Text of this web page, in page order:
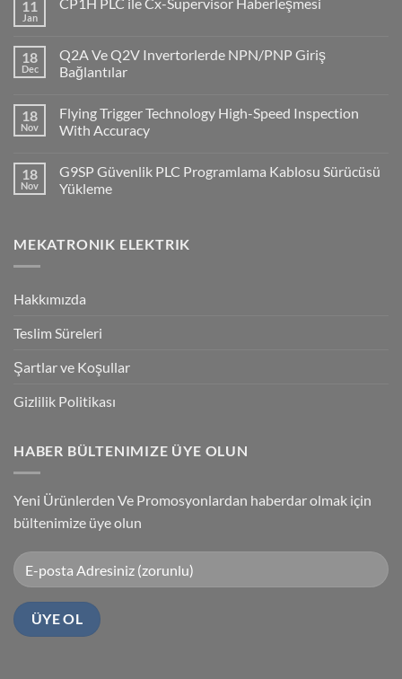
11
Jan
CP1H PLC ile Cx-Supervisor Haberleşmesi
CP1H
PLC
ile
Haberleşmesi
18
Dec
Q2A Ve Q2V Invertorlerde NPN/PNP Giriş
Bağlantılar
on
Q2A
Ve
NPN/PNP
Giriş
Bağlantılar
18
Nov
Flying Trigger Technology High-Speed Inspection
With Accuracy
on
Flying
Trigger
Inspection
With
18
Nov
G9SP Güvenlik PLC Programlama Kablosu Sürücüsü
Yükleme
G9SP
Güvenlik
Sürücüsü
MEKATRONIK ELEKTRIK
Hakkımızda
Teslim Süreleri
Şartlar ve Koşullar
Gizlilik Politikası
HABER BÜLTENIMIZE ÜYE OLUN
Yeni Ürünlerden Ve Promosyonlardan haberdar olmak için
bültenimize üye olun